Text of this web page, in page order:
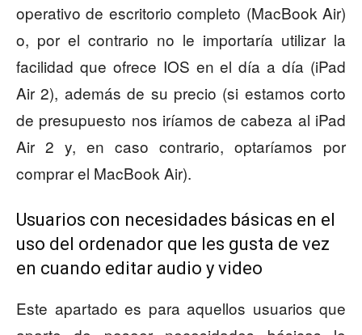
operativo de escritorio completo (MacBook Air)
o, por el contrario no le importaría utilizar la
facilidad que ofrece IOS en el día a día (iPad
Air 2), además de su precio (si estamos corto
de presupuesto nos iríamos de cabeza al iPad
Air 2 y, en caso contrario, optaríamos por
comprar el MacBook Air).
Usuarios con necesidades básicas en el
uso del ordenador que les gusta de vez
en cuando editar audio y video
Este apartado es para aquellos usuarios que